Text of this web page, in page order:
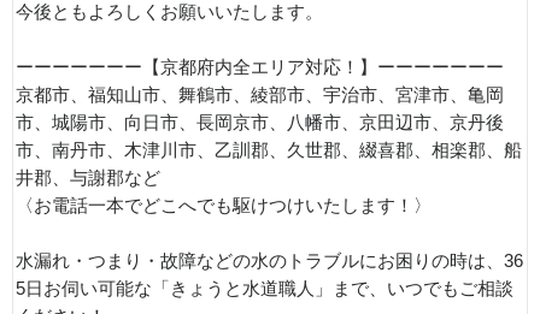
今後ともよろしくお願いいたします。
ーーーーーーー【京都府内全エリア対応！】ーーーーーーー
京都市、福知山市、舞鶴市、綾部市、宇治市、宮津市、亀岡
市、城陽市、向日市、長岡京市、八幡市、京田辺市、京丹後
市、南丹市、木津川市、乙訓郡、久世郡、綴喜郡、相楽郡、船
井郡、与謝郡など
〈お電話一本でどこへでも駆けつけいたします！〉
水漏れ・つまり・故障などの水のトラブルにお困りの時は、36
5日お伺い可能な「きょうと水道職人」まで、いつでもご相談